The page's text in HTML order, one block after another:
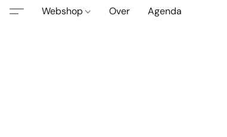
Webshop Over Agenda